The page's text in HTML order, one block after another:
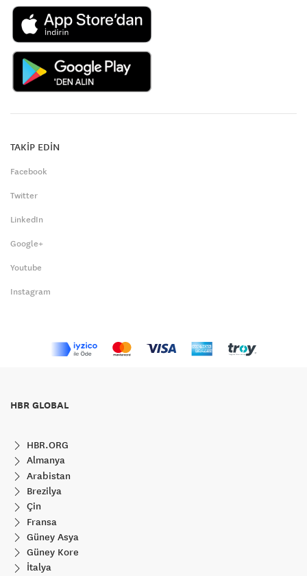
TAKİP EDİN
Facebook
Twitter
LinkedIn
Google+
Youtube
Instagram
HBR GLOBAL
HBR.ORG
Almanya
Arabistan
Brezilya
Çin
Fransa
Güney Asya
Güney Kore
İtalya